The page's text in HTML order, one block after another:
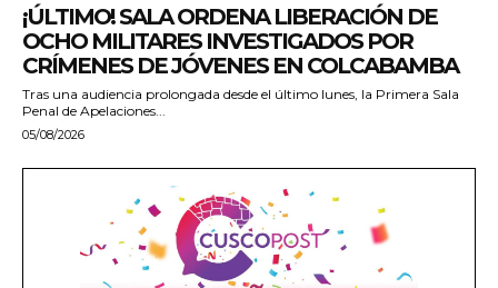
¡ÚLTIMO! SALA ORDENA LIBERACIÓN DE
OCHO MILITARES INVESTIGADOS POR
CRÍMENES DE JÓVENES EN COLCABAMBA
Tras una audiencia prolongada desde el último lunes, la Primera Sala
Penal de Apelaciones...
05/08/2026